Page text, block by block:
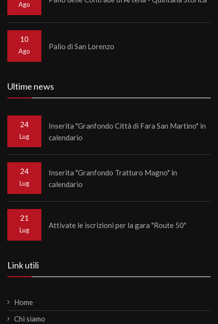
Ago
10
Ago
Palio di San Lorenzo
Ultime news
24
Lug
Inserita "Granfondo Città di Fara San Martino" in
calendario
24
Lug
Inserita "Granfondo Tratturo Magno" in
calendario
21
Lug
Attivate le iscrizioni per la gara "Route 50"
Link utili
Home
Chi siamo